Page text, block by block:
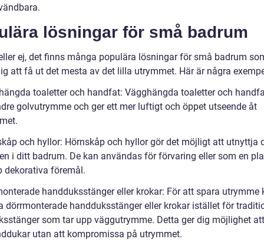
lösningar för små badrum
ej, det finns många populära lösningar för små badrum
att få ut det mesta av det lilla utrymmet. Här är några
toaletter och handfat: Vägghängda toaletter och
golvutrymme och ger ett mer luftigt och öppet utseende åt
och hyllor: Hörnskåp och hyllor gör det möjligt att utnyttja
i ditt badrum. De kan användas för förvaring eller som en
dekorativa föremål.
handduksstänger eller krokar: För att spara utrymme
dörrmonterade handduksstänger eller krokar istället för
som tar upp väggutrymme. Detta ger dig möjlighet
utan att kompromissa på utrymmet.